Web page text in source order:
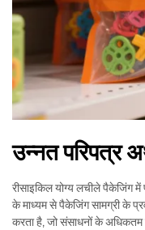
उन्नत परिपत्र
रीसाइकिल योग्य लचीले पैकेजिंग में
के माध्यम से पैकेजिंग सामग्री के
करता है, जो संसाधनों के अधिकतम